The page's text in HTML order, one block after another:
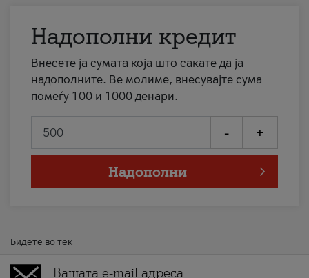
Надополни кредит
Внесете ја сумата која што сакате да ја
надополните. Ве молиме, внесувајте сума
помеѓу 100 и 1000 денари.
- +
Надополни
Бидете во тек